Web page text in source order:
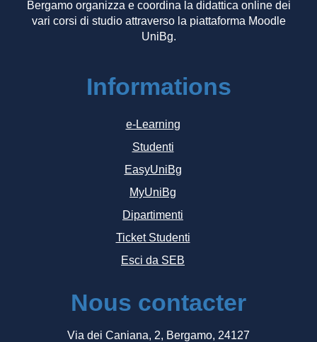
Bergamo organizza e coordina la didattica online dei
vari corsi di studio attraverso la piattaforma Moodle
UniBg.
Informations
e-Learning
Studenti
EasyUniBg
MyUniBg
Dipartimenti
Ticket Studenti
Esci da SEB
Nous contacter
Via dei Caniana, 2, Bergamo, 24127